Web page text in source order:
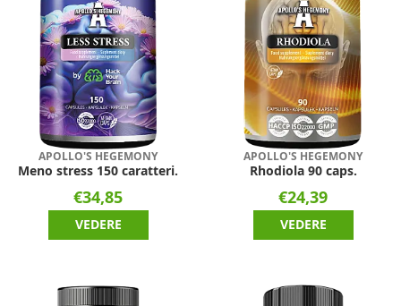
APOLLO'S HEGEMONY
Meno stress 150 caratteri.
€34,85
VEDERE
APOLLO'S HEGEMONY
Rhodiola 90 caps.
€24,39
VEDERE